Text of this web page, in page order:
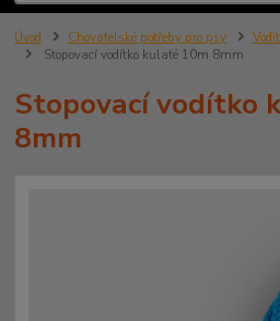
Úvod Chovatelské potřeby pro psy
Stopovací vodítko kulaté 10m 8mm
Stopovací vodítko
8mm